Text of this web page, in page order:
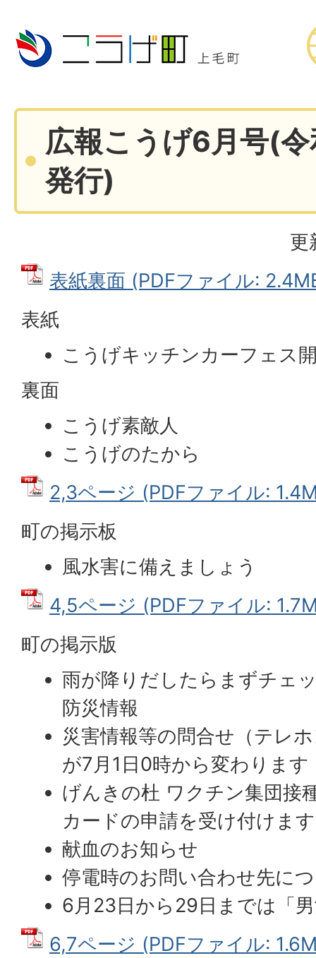
広報こうげ6月号(
発行)
更
表紙裏面 (PDFファイル:
表紙
こうげキッチンカーフェス
裏面
こうげ素敵人
こうげのたから
2,3ページ (PDFファイル:
町の掲示板
風水害に備えましょう
4,5ページ (PDFファイル:
町の掲示版
雨が降りだしたらまずチェ
防災情報
災害情報等の問合せ（テレ
が7月1日0時から変わります
げんきの杜 ワクチン集団接
カードの申請を受け付けます
献血のお知らせ
停電時のお問い合わせ先に
6月23日から29日までは「
6,7ページ (PDFファイル: